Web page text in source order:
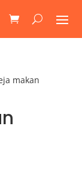
makan